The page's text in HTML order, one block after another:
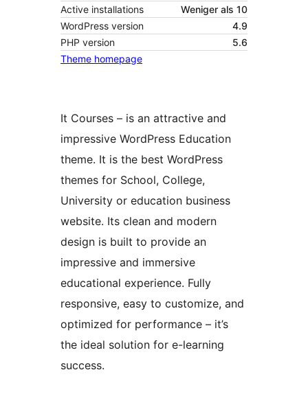
Active installations
Weniger als 10
WordPress version
4.9
PHP version
5.6
Theme homepage
It Courses – is an attractive and
impressive WordPress Education
theme. It is the best WordPress
themes for School, College,
University or education business
website. Its clean and modern
design is built to provide an
impressive and immersive
educational experience. Fully
responsive, easy to customize, and
optimized for performance – it’s
the ideal solution for e-learning
success.